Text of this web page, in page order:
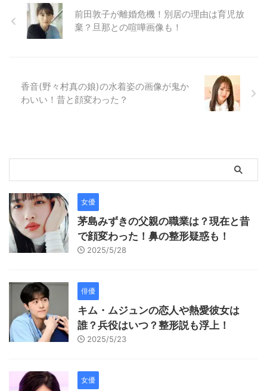
前田敦子が離婚危機！別居の理由は育児放
棄？旦那との喧嘩画像も！
香音(野々村真の娘)の水着姿の画像が鬼か
わいい！昔と顔変わった？
女優
茅島みずきの父親の職業は？現在と昔
で顔変わった！鼻の整形疑惑も！
2025/5/28
俳優
キム・ムジュンの恋人や熱愛彼女は
誰？兵役はいつ？整形説も浮上！
2025/5/23
女優